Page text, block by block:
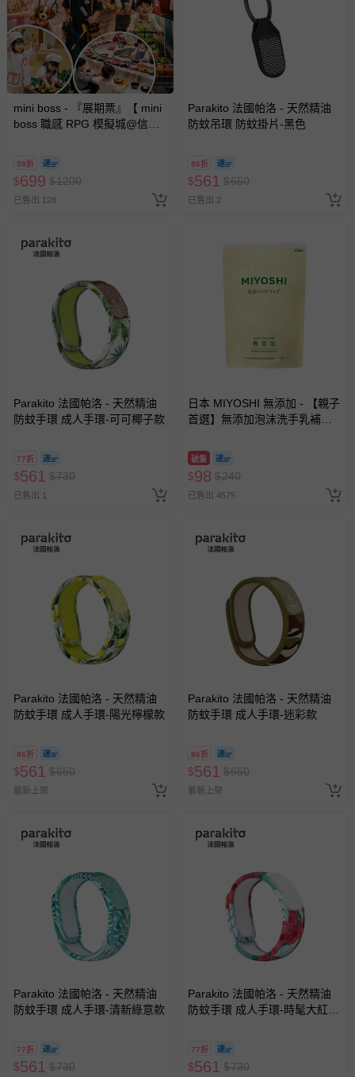
mini boss - 『展期票』【 mini
boss 職感 RPG 模擬城@信義
券，於展期現場憑訂單編號兌
換，依現場梯次安排入場，逾
期作廢) (兒童票(2歲以上)贈一
名陪伴成人)
58折
$699 $1200
已售出 128
Parakito 法國帕洛 - 天然精油
防蚊吊環 防蚊掛片-黑色
86折
$561 $650
已售出 2
Parakito 法國帕洛 - 天然精油
防蚊手環 成人手環-可可椰子款
77折
$561 $730
已售出 1
日本 MIYOSHI 無添加 - 【親子
首選】無添加泡沫洗手乳補充
破盤
$98 $240
已售出 4575
Parakito 法國帕洛 - 天然精油
防蚊手環 成人手環-陽光檸檬款
86折
$561 $650
最新上架
Parakito 法國帕洛 - 天然精油
防蚊手環 成人手環-迷彩款
86折
$561 $650
最新上架
Parakito 法國帕洛 - 天然精油
防蚊手環 成人手環-清新綠意款
77折
$561 $730
Parakito 法國帕洛 - 天然精油
防蚊手環 成人手環-時髦大紅花
77折
$561 $730